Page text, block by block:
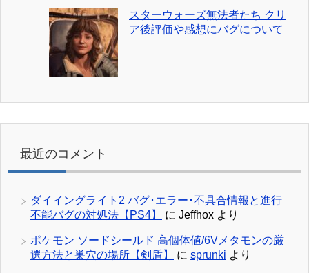
スターウォーズ無法者たち クリ
ア後評価や感想にバグについて
最近のコメント
ダイイングライト2 バグ･エラー･不具合情報と進行
不能バグの対処法【PS4】
に Jeffhox より
ポケモン ソードシールド 高個体値/6Vメタモンの厳
選方法と巣穴の場所【剣盾】
に sprunki より